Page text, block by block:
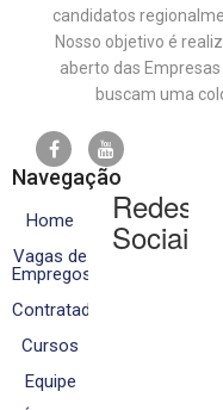
candidatos
Nosso objetivo é
aberto das
buscam uma
Navegação
Home
Vagas de
Empregos
Contratados
Cursos
Equipe
Redes
Sociais